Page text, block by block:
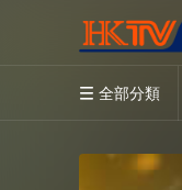
 全部分類